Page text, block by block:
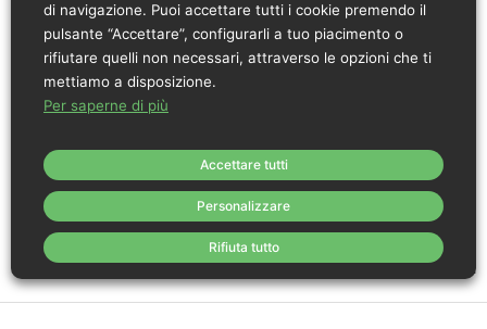
Carcassa di tacchino.
Peso approx.: 1– 2,5 kg.
Conservare da 0 °C a 4 °C.
Origine: Spagna.
Intervallo di tolleranza dei dati fisico-chimici
Umidità:
max. 72 %
Grassi:
max. 16,2 %.
Proteine:
min. 11 %.
di navigazione. Puoi accettare tutti i cookie premendo il
pulsante “Accettare”, configurarli a tuo piacimento o
rifiutare quelli non necessari, attraverso le opzioni che ti
mettiamo a disposizione.
Per saperne di più
Accettare tutti
Rifiuta tutto
Personalizzare